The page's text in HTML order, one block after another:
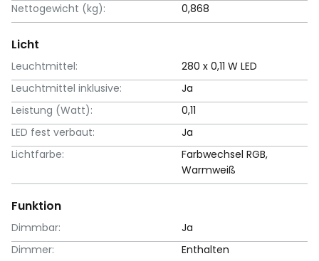
Nettogewicht (kg):
0,868
Licht
Leuchtmittel:
280 x 0,11 W LED
Leuchtmittel inklusive:
Ja
Leistung (Watt):
0,11
LED fest verbaut:
Ja
Lichtfarbe:
Farbwechsel RGB,
Warmweiß
Funktion
Dimmbar:
Ja
Dimmer:
Enthalten